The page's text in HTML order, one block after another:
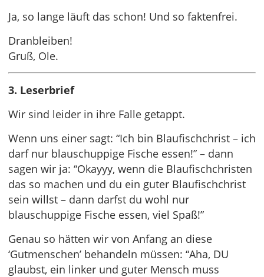
Ja, so lange läuft das schon! Und so faktenfrei.
Dranbleiben!
Gruß, Ole.
3. Leserbrief
Wir sind leider in ihre Falle getappt.
Wenn uns einer sagt: “Ich bin Blaufischchrist – ich
darf nur blauschuppige Fische essen!” – dann
sagen wir ja: “Okayyy, wenn die Blaufischchristen
das so machen und du ein guter Blaufischchrist
sein willst – dann darfst du wohl nur
blauschuppige Fische essen, viel Spaß!”
Genau so hätten wir von Anfang an diese
‘Gutmenschen’ behandeln müssen: “Aha, DU
glaubst, ein linker und guter Mensch muss